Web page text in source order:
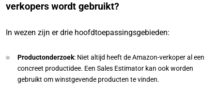
verkopers wordt gebruikt?
In wezen zijn er drie hoofdtoepassingsgebieden:
Productonderzoek: Niet altijd heeft de Amazon-verkoper al een
concreet productidee. Een Sales Estimator kan ook worden
gebruikt om winstgevende producten te vinden.